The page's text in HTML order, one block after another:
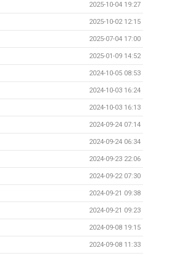
2025-10-04 19:27
2025-10-02 12:15
2025-07-04 17:00
2025-01-09 14:52
2024-10-05 08:53
2024-10-03 16:24
2024-10-03 16:13
2024-09-24 07:14
2024-09-24 06:34
2024-09-23 22:06
2024-09-22 07:30
2024-09-21 09:38
2024-09-21 09:23
2024-09-08 19:15
2024-09-08 11:33